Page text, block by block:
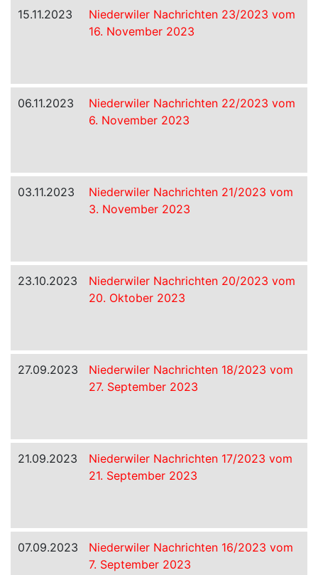
15.11.2023
Niederwiler Nachrichten 23/2023 vom
16. November 2023
06.11.2023
Niederwiler Nachrichten 22/2023 vom
6. November 2023
03.11.2023
Niederwiler Nachrichten 21/2023 vom
3. November 2023
23.10.2023
Niederwiler Nachrichten 20/2023 vom
20. Oktober 2023
27.09.2023
Niederwiler Nachrichten 18/2023 vom
27. September 2023
21.09.2023
Niederwiler Nachrichten 17/2023 vom
21. September 2023
07.09.2023
Niederwiler Nachrichten 16/2023 vom
7. September 2023